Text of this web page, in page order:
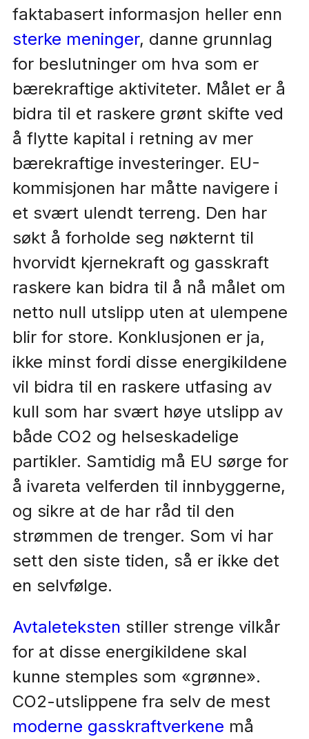
faktabasert informasjon heller enn
sterke meninger, danne grunnlag
for beslutninger om hva som er
bærekraftige aktiviteter. Målet er å
bidra til et raskere grønt skifte ved
å flytte kapital i retning av mer
bærekraftige investeringer. EU-
kommisjonen har måtte navigere i
et svært ulendt terreng. Den har
søkt å forholde seg nøkternt til
hvorvidt kjernekraft og gasskraft
raskere kan bidra til å nå målet om
netto null utslipp uten at ulempene
blir for store. Konklusjonen er ja,
ikke minst fordi disse energikildene
vil bidra til en raskere utfasing av
kull som har svært høye utslipp av
både CO2 og helseskadelige
partikler. Samtidig må EU sørge for
å ivareta velferden til innbyggerne,
og sikre at de har råd til den
strømmen de trenger. Som vi har
sett den siste tiden, så er ikke det
en selvfølge.
Avtaleteksten stiller strenge vilkår
for at disse energikildene skal
kunne stemples som «grønne».
CO2-utslippene fra selv de mest
moderne gasskraftverkene må